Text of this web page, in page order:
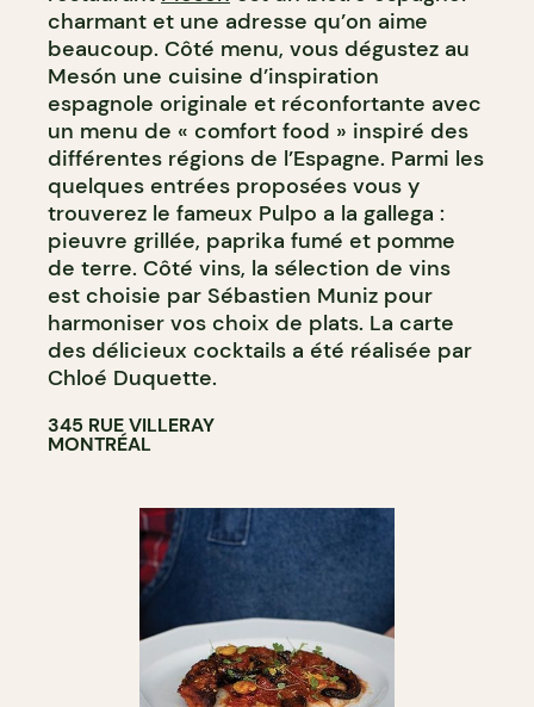
charmant et une adresse qu’on aime
beaucoup. Côté menu, vous dégustez au
Mesón une cuisine d’inspiration
espagnole originale et réconfortante avec
un menu de « comfort food » inspiré des
différentes régions de l’Espagne. Parmi les
quelques entrées proposées vous y
trouverez le fameux Pulpo a la gallega :
pieuvre grillée, paprika fumé et pomme
de terre. Côté vins, la sélection de vins
est choisie par Sébastien Muniz pour
harmoniser vos choix de plats. La carte
des délicieux cocktails a été réalisée par
Chloé Duquette.
345 RUE VILLERAY
MONTRÉAL